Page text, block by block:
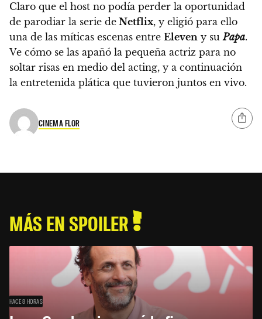
Claro que el host no podía perder la oportunidad
de parodiar la serie de Netflix, y eligió para ello
una de las míticas escenas entre Eleven y suPapa.
Ve cómo se las apañó la pequeña actriz para no
soltar risas en medio del acting, y a continuación
la entretenida plática que tuvieron juntos en vivo.
CINEMA FLOR
MÁS EN SPOILER
HACE 8 HORAS